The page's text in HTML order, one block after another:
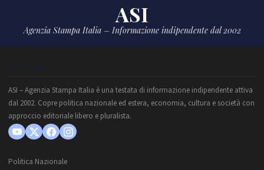
ASI
Agenzia Stampa Italia – Informazione indipendente dal 2002
CHI SIAMO
ASI – Agenzia Stampa Italia è una testata di informazione indipendente attiva
dal 2002. Copre politica nazionale ed estera, economia, cultura e società con
approccio editoriale libero e pluralista.
Politica Nazionale